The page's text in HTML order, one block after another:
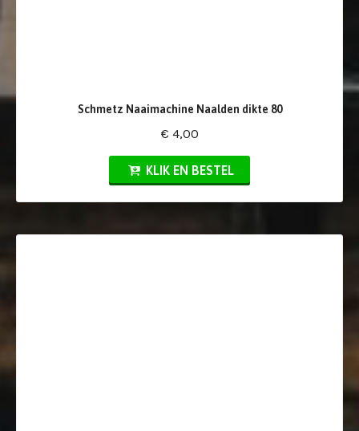
Schmetz Naaimachine Naalden dikte 80
€ 4,00
KLIK EN BESTEL